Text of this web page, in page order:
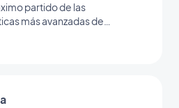
partido de las
más avanzadas de
de canales de radio